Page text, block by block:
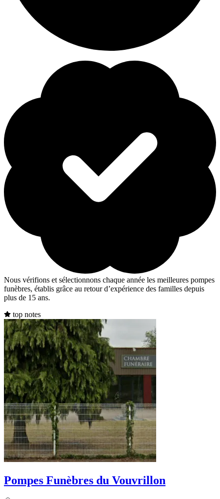
Nous vérifions et sélectionnons chaque année les meilleures pompes
funèbres, établis grâce au retour d’expérience des familles depuis
plus de 15 ans.
top notes
Pompes Funèbres du Vouvrillon